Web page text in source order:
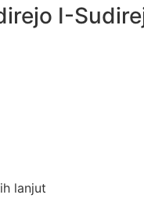
I-
lanjut